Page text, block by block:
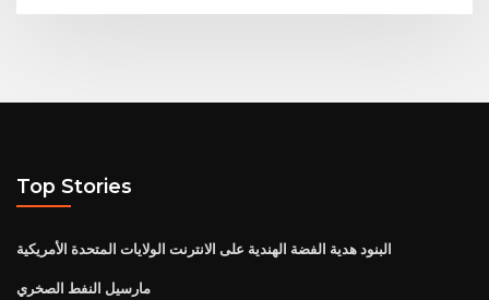
Top Stories
البنود هدية الفضة الهندية على الانترنت الولايات المتحدة الأمريكية
مارسيل النفط الصخري